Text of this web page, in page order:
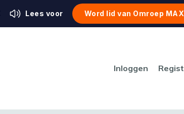
Lees voor Word lid van Omroep MAX
Inloggen